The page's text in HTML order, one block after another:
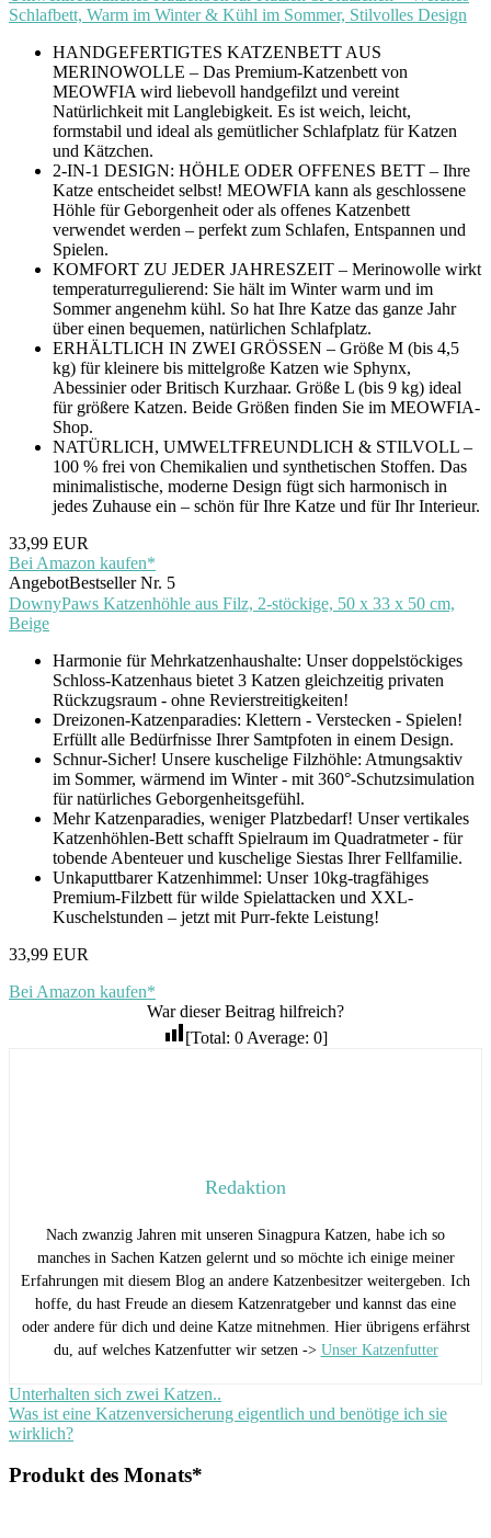
Schlafbett, Warm im Winter & Kühl im Sommer, Stilvolles Design
HANDGEFERTIGTES KATZENBETT AUS
MERINOWOLLE – Das Premium-Katzenbett von
MEOWFIA wird liebevoll handgefilzt und vereint
Natürlichkeit mit Langlebigkeit. Es ist weich, leicht,
formstabil und ideal als gemütlicher Schlafplatz für Katzen
und Kätzchen.
2-IN-1 DESIGN: HÖHLE ODER OFFENES BETT – Ihre
Katze entscheidet selbst! MEOWFIA kann als geschlossene
Höhle für Geborgenheit oder als offenes Katzenbett
verwendet werden – perfekt zum Schlafen, Entspannen und
Spielen.
KOMFORT ZU JEDER JAHRESZEIT – Merinowolle wirkt
temperaturregulierend: Sie hält im Winter warm und im
Sommer angenehm kühl. So hat Ihre Katze das ganze Jahr
über einen bequemen, natürlichen Schlafplatz.
ERHÄLTLICH IN ZWEI GRÖSSEN – Größe M (bis 4,5
kg) für kleinere bis mittelgroße Katzen wie Sphynx,
Abessinier oder Britisch Kurzhaar. Größe L (bis 9 kg) ideal
für größere Katzen. Beide Größen finden Sie im MEOWFIA-
Shop.
NATÜRLICH, UMWELTFREUNDLICH & STILVOLL –
100 % frei von Chemikalien und synthetischen Stoffen. Das
minimalistische, moderne Design fügt sich harmonisch in
jedes Zuhause ein – schön für Ihre Katze und für Ihr Interieur.
33,99 EUR
Bei Amazon kaufen*
AngebotBestseller Nr. 5
DownyPaws Katzenhöhle aus Filz, 2-stöckige, 50 x 33 x 50 cm,
Beige
Harmonie für Mehrkatzenhaushalte: Unser doppelstöckiges
Schloss-Katzenhaus bietet 3 Katzen gleichzeitig privaten
Rückzugsraum - ohne Revierstreitigkeiten!
Dreizonen-Katzenparadies: Klettern - Verstecken - Spielen!
Erfüllt alle Bedürfnisse Ihrer Samtpfoten in einem Design.
Schnur-Sicher! Unsere kuschelige Filzhöhle: Atmungsaktiv
im Sommer, wärmend im Winter - mit 360°-Schutzsimulation
für natürliches Geborgenheitsgefühl.
Mehr Katzenparadies, weniger Platzbedarf! Unser vertikales
Katzenhöhlen-Bett schafft Spielraum im Quadratmeter - für
tobende Abenteuer und kuschelige Siestas Ihrer Fellfamilie.
Unkaputtbarer Katzenhimmel:​​ Unser 10kg-tragfähiges
Premium-Filzbett für wilde Spielattacken und XXL-
Kuschelstunden – jetzt mit Purr-fekte Leistung!
33,99 EUR
Bei Amazon kaufen*
War dieser Beitrag hilfreich?
[Total: 0 Average: 0]
Redaktion
Nach zwanzig Jahren mit unseren Sinagpura Katzen, habe ich so
manches in Sachen Katzen gelernt und so möchte ich einige meiner
Erfahrungen mit diesem Blog an andere Katzenbesitzer weitergeben. Ich
hoffe, du hast Freude an diesem Katzenratgeber und kannst das eine
oder andere für dich und deine Katze mitnehmen. Hier übrigens erfährst
du, auf welches Katzenfutter wir setzen -> Unser Katzenfutter
Beitragsnavigation
Vorheriger
Beitrag:
Unterhalten sich zwei Katzen..
Nächster
Beitrag:
Was ist eine Katzenversicherung eigentlich und benötige ich sie
wirklich?
Produkt des Monats*